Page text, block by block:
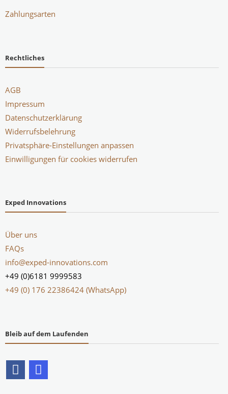
Zahlungsarten
Rechtliches
AGB
Impressum
Datenschutzerklärung
Widerrufsbelehrung
Privatsphäre-Einstellungen anpassen
Einwilligungen für cookies widerrufen
Exped Innovations
Über uns
FAQs
info@exped-innovations.com
+49 (0)6181 9999583
+49 (0) 176 22386424 (WhatsApp)
Bleib auf dem Laufenden